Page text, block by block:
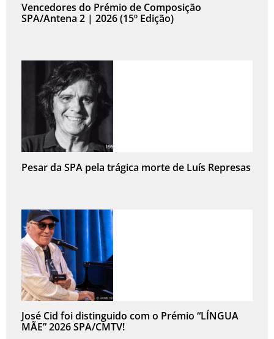
Vencedores do Prémio de Composição
SPA/Antena 2 | 2026 (15º Edição)
Pesar da SPA pela trágica morte de Luís Represas
José Cid foi distinguido com o Prémio “LÍNGUA
MÃE” 2026 SPA/CMTV!